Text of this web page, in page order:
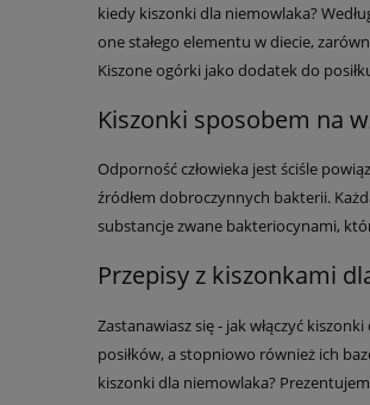
kiedy kiszonki dla niemowlaka?
one stałego elementu w diecie,
Kiszone ogórki jako dodatek do
Kiszonki sposobem na
Odporność człowieka jest ściśle
źródłem dobroczynnych bakterii.
substancje zwane bakteriocynami,
Przepisy z kiszonkami
Zastanawiasz się - jak włączyć
posiłków, a stopniowo również ich
kiszonki dla niemowlaka?